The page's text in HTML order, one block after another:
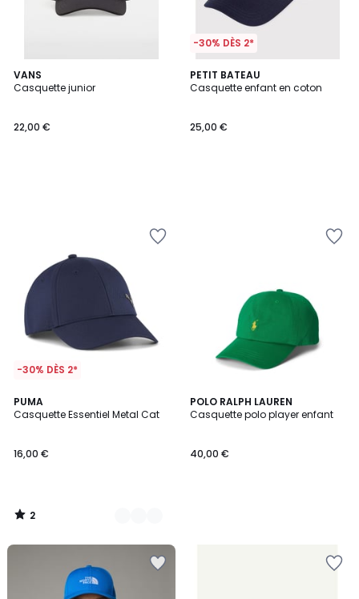
VANS
Casquette junior
22,00 €
-30% DÈS 2*
PETIT BATEAU
Casquette enfant en coton
25,00 €
-30% DÈS 2*
PUMA
Casquette Essentiel Metal Cat
16,00 €
2
/
2
Couleurs
2
/
POLO RALPH LAUREN
Casquette polo player enfant
40,00 €